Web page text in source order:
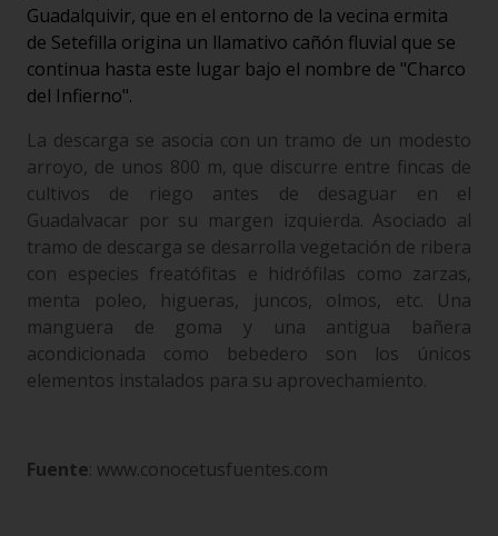
Guadalquivir, que en el entorno de la vecina ermita
de Setefilla origina un llamativo cañón fluvial que se
continua hasta este lugar bajo el nombre de "Charco
del Infierno".
La descarga se asocia con un tramo de un modesto
arroyo, de unos 800 m, que discurre entre fincas de
cultivos de riego antes de desaguar en el
Guadalvacar por su margen izquierda. Asociado al
tramo de descarga se desarrolla vegetación de ribera
con especies freatófitas e hidrófilas como zarzas,
menta poleo, higueras, juncos, olmos, etc. Una
manguera de goma y una antigua bañera
acondicionada como bebedero son los únicos
elementos instalados para su aprovechamiento.
Fuente: www.conocetusfuentes.com